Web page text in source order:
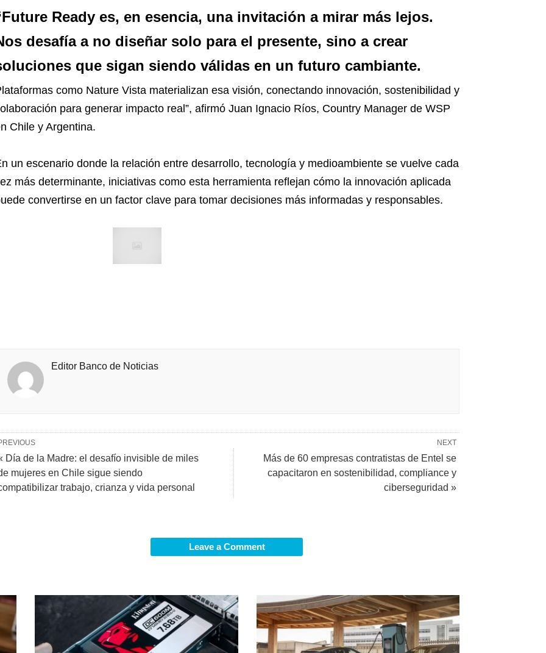
Ready es, en esencia, una invitación a mirar más lejos.
desafía a no diseñar solo para el presente, sino a crear
que sigan siendo válidas en un futuro cambiante.
como Nature Vista materializan esa visión, conectando innovación, sostenibilidad y
para generar impacto real”, afirmó Juan Ignacio Ríos, Country Manager de WSP
Chile y Argentina.
un escenario donde la relación entre desarrollo, tecnología y medioambiente se vuelve cada
más determinante, iniciativas como esta herramienta reflejan cómo la innovación aplicada
convertirse en un factor clave para tomar decisiones más informadas y responsables.
Editor Banco de Noticias
NEXT
Más de 60 empresas contratistas de Entel se
capacitaron en sostenibilidad, compliance y
ciberseguridad »
Día de la Madre: el desafío invisible de miles
mujeres en Chile sigue siendo
trabajo, crianza y vida personal
Leave a Comment